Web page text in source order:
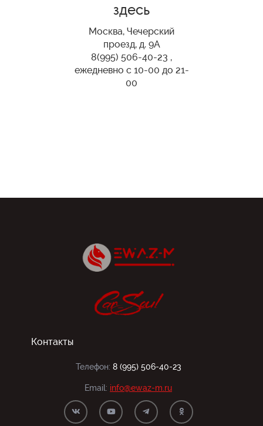
здесь
Москва, Чечерский
проезд, д. 9А
8(995) 506-40-23 ,
ежедневно с 10-00 до 21-
00
Контакты
Телефон: 8 (995) 506-40-23
Email: info@ewaz-m.ru